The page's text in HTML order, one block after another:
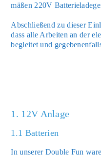
mä­ßen 220V
Abschlie­ßend zu die­ser
dass alle Arbei­ten an der
beglei­tet und
1. 12V Anlage
1.1 Batterien
In unse­rer Dou­ble Fun